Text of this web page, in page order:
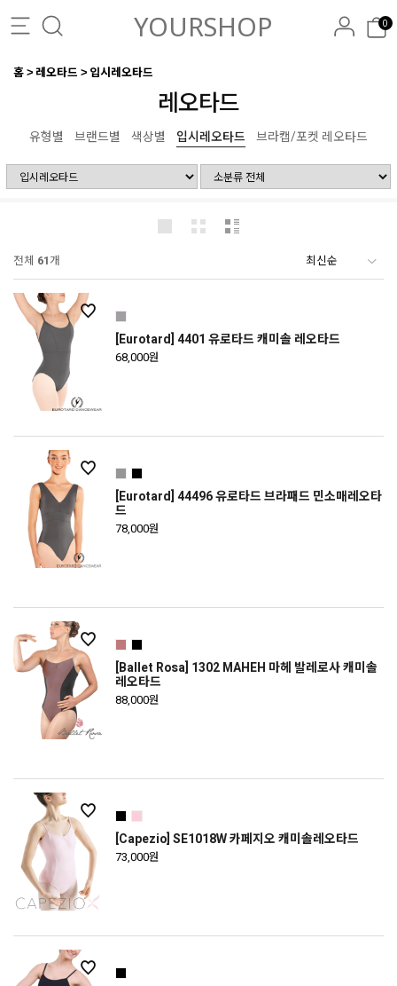
YOURSHOP 0
홈 레오타드 입시레오타드
레오타드
유형별 브랜드별 색상별 입시레오타드 브라캡/포켓 레오타드
전체 61개
[Eurotard] 4401 유로타드 캐미솔 레오타드
68,000원
[Eurotard] 44496 유로타드 브라패드 민소매레오타
드
78,000원
[Ballet Rosa] 1302 MAHEH 마헤 발레로사 캐미솔
레오타드
88,000원
[Capezio] SE1018W 카페지오 캐미솔레오타드
73,000원